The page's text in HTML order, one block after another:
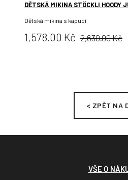
DĚTSKÁ MIKINA STÖCKLI HOODY
Dětská mikina s kapucí
Cena:
1,578.00 Kč Původní
2,630.00 Kč
< ZPĚT NA
VŠE O